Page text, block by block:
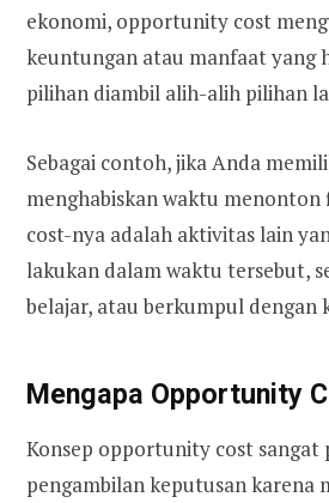
ekonomi, opportunity cost
keuntungan atau manfaat yang
pilihan diambil alih-alih pilihan
Sebagai contoh, jika Anda
menghabiskan waktu
cost-nya adalah aktivitas lain
lakukan dalam waktu tersebut,
belajar, atau berkumpul dengan
Mengapa Opportunity
Konsep opportunity cost sangat
pengambilan keputusan karena